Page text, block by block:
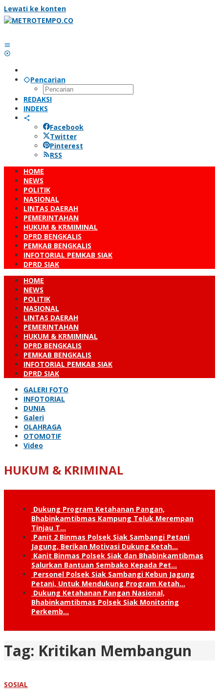
Lewati ke konten
Pencarian
REDAKSI
INDEKS
Facebook
Twitter
Pinterest
RSS
HOME
NEWS
POLITIK
NASIONAL
LINTAS DAERAH
PEMERINTAHAN
HUKUM & KRMIMINAL
DPRD BENGKALIS
PEMKAB BENGKALIS
INFOTORIAL PEMKAB SIAK
DPRD SIAK
HOME
NEWS
POLITIK
NASIONAL
LINTAS DAERAH
PEMERINTAHAN
HUKUM & KRMIMINAL
DPRD BENGKALIS
PEMKAB BENGKALIS
INFOTORIAL PEMKAB SIAK
DPRD SIAK
GALERI FOTO
INFOTORIAL
DUNIA
Galeri
OLAHRAGA
OTOMOTIF
Video
HUKUM & KRIMINAL
Dukung Program Ketahanan Pangan,
Bhabinkamtibmas Kampung Teluk Merempan
Tinjau T…
Panit 2 Binmas Polsek Siak Sambangi Petani
Jagung, Berikan Motivasi Dukung Ketah…
Kanit Binmas Polsek Siak dan Bhabinkamtibmas
Salurkan Bantuan Sembako Kepada Pet…
Personel Polsek Siak Sambangi Kebun Jagung
Petani, Untuk Mendukung Program Ketah…
Dukung Ketahanan Pangan Nasional,
Bhabinkamtibmas Polsek Siak Monitoring
Perkemb…
Tag: Kritikan Membangun
SOSIAL